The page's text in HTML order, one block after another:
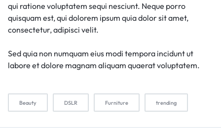
qui ratione voluptatem sequi nesciunt. Neque porro
quisquam est, qui dolorem ipsum quia dolor sit amet,
consectetur, adipisci velit.
Sed quia non numquam eius modi tempora incidunt ut
labore et dolore magnam aliquam quaerat voluptatem.
Beauty DSLR Furniture trending